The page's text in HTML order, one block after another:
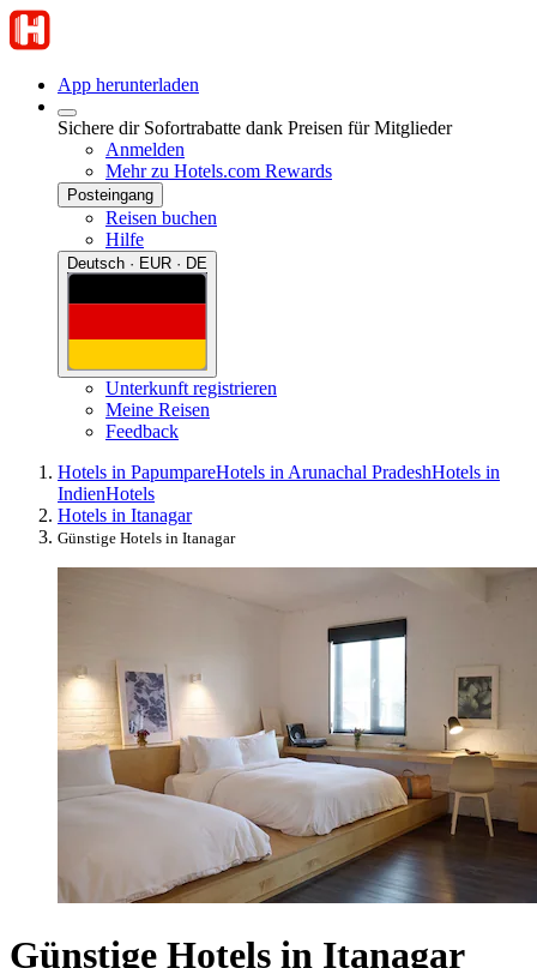
App herunterladen
Sichere dir Sofortrabatte dank Preisen für Mitglieder
Anmelden
Mehr zu Hotels.com Rewards
Posteingang
Reisen buchen
Hilfe
Deutsch · EUR · DE
Unterkunft registrieren
Meine Reisen
Feedback
Hotels in PapumpareHotels in Arunachal PradeshHotels in
IndienHotels
Hotels in Itanagar
Günstige Hotels in Itanagar
Günstige Hotels in Itanagar